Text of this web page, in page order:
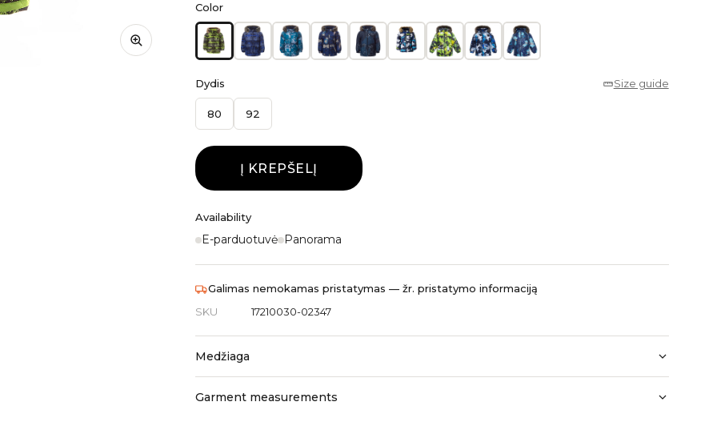
Color
Dydis Size guide
80 92
Į KREPŠELĮ
Availability
E-parduotuvė Panorama
Galimas nemokamas pristatymas — žr. pristatymo informaciją
SKU
17210030-02347
Medžiaga
Garment measurements